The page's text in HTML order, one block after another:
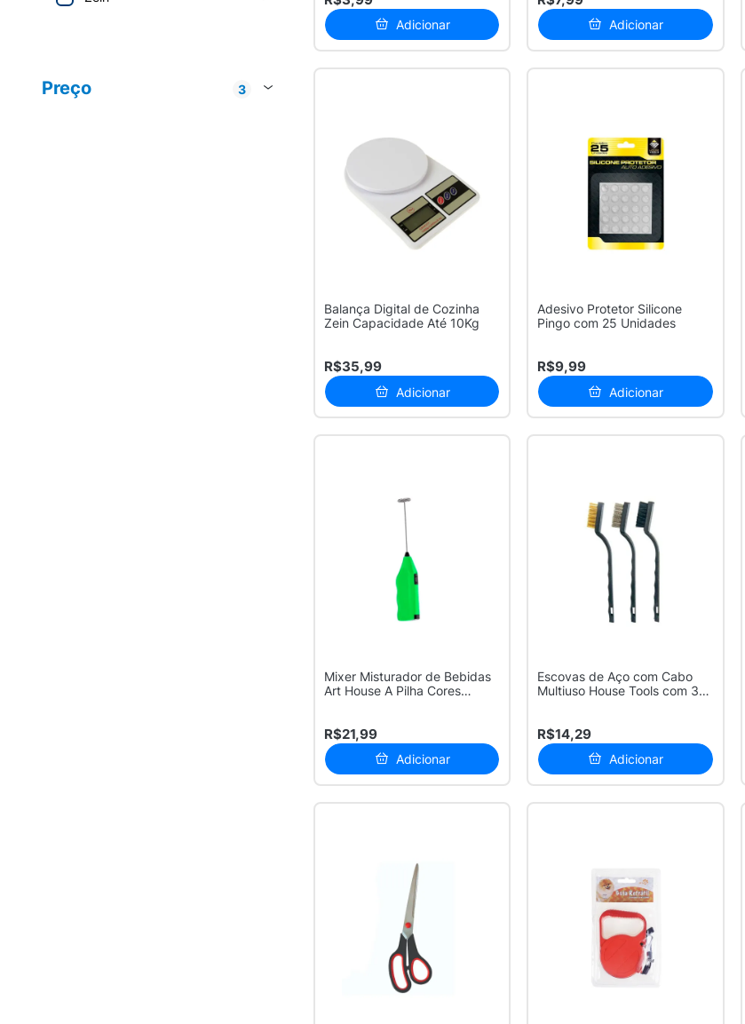
2
Preço
3
Adicionar Adicionar
Balança Digital de Cozinha
Zein Capacidade Até 10Kg
R$35,99
Adicionar
Adesivo Protetor Silicone
Pingo com 25 Unidades
R$9,99
Adicionar
Mixer Misturador de Bebidas
Art House A Pilha Cores
R$21,99
Adicionar
Escovas de Aço com Cabo
Multiuso House Tools com 3
R$14,29
Adicionar